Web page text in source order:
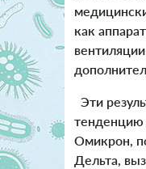
как
Эти
тенденцию
Омикрон,
Дельта,